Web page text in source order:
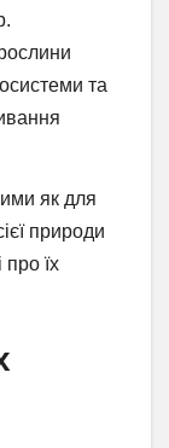
та
як для
природи
про їх